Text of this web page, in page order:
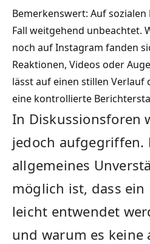
Bemerkenswert: Auf
Fall weitgehend unbeachtet.
noch auf Instagram fanden
Reaktionen, Videos oder
lässt auf einen stillen Verlauf
eine kontrollierte
In Diskussionsforen
jedoch aufgegriffen.
allgemeines
möglich ist, dass ein
leicht entwendet
und warum es keine